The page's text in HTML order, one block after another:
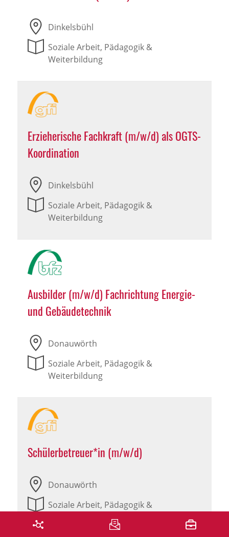
Dinkelsbühl
Soziale Arbeit, Pädagogik &
Weiterbildung
Erzieherische Fachkraft (m/w/d) als OGTS-
Koordination
Dinkelsbühl
Soziale Arbeit, Pädagogik &
Weiterbildung
Ausbilder (m/w/d) Fachrichtung Energie-
und Gebäudetechnik
Donauwörth
Soziale Arbeit, Pädagogik &
Weiterbildung
Schülerbetreuer*in (m/w/d)
Donauwörth
Soziale Arbeit, Pädagogik &